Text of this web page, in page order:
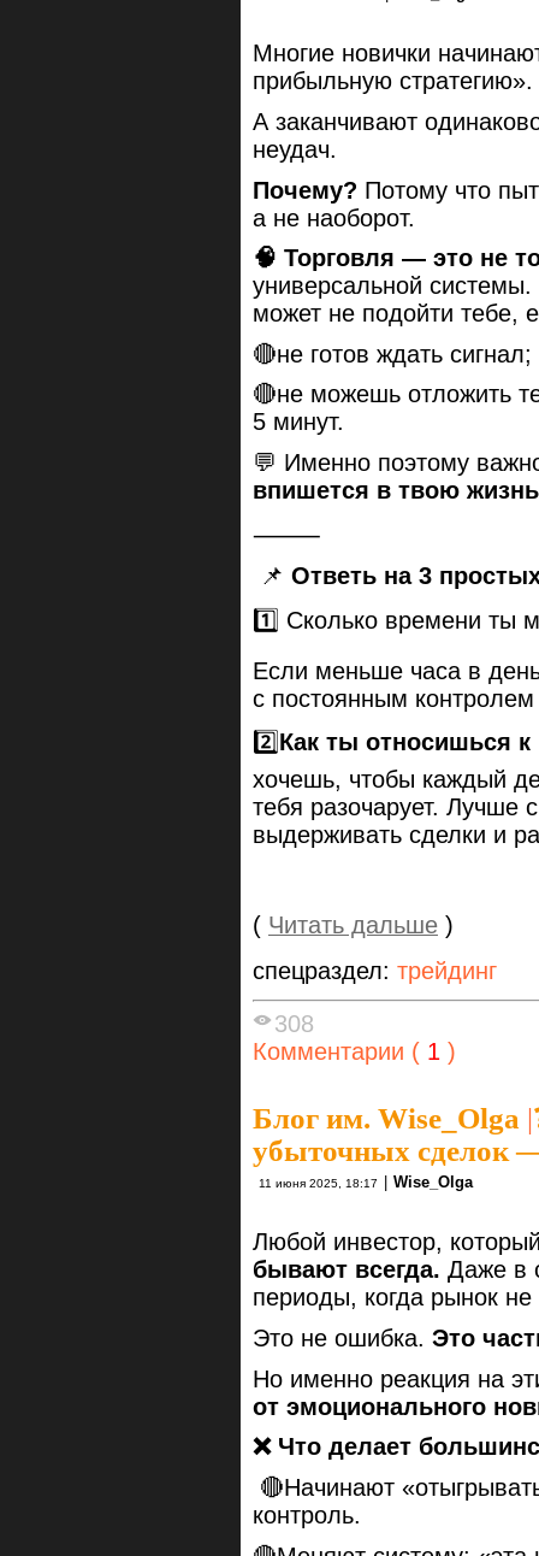
Многие новички
прибыльную стратегию».
А заканчивают
неудач.
Почему? Потому что
а не наоборот.
🧠 Торговля — это не
универсальной
может не подойти тебе,
🔴не готов ждать сигнал;
🔴не можешь отложить
5 минут.
💬 Именно поэтому
впишется в твою жизнь
⸻
📌 Ответь на 3
1️⃣ Сколько времени ты
Если меньше часа в
с постоянным контролем
2️⃣Как ты относишься
хочешь, чтобы каждый
тебя разочарует. Лучше
выдерживать сделки и
( Читать дальше )
спецраздел: трейдинг
308
Комментарии ( 1 )
Блог им. Wise_Olga |
убыточных сделок
11 июня 2025, 18:17 Wise_Olga
Любой инвестор,
бывают всегда. Даже в
периоды, когда рынок
Это не ошибка. Это
Но именно реакция на
от эмоционального
❌ Что делает
🔴Начинают
контроль.